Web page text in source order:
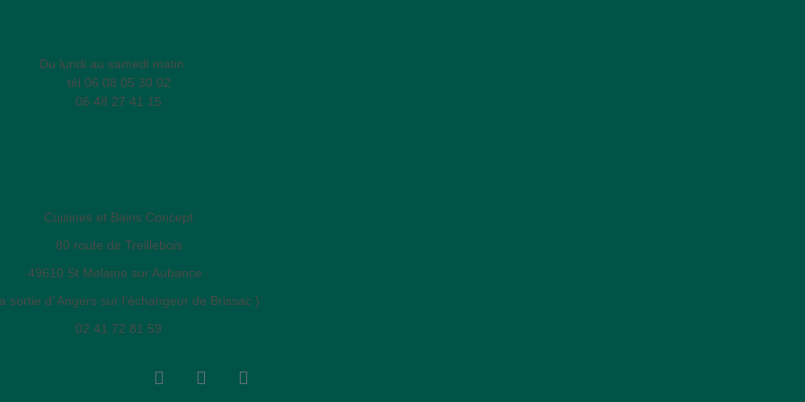
Du lundi au samedi matin
tél 06 08 05 30 02
06 48 27 41 15
Cuisines et Bains Concept
80 route de Treillebois
49610 St Melaine sur Aubance .
sortie d’ Angers sur l’échangeur de Brissac )
02 41 72 81 59